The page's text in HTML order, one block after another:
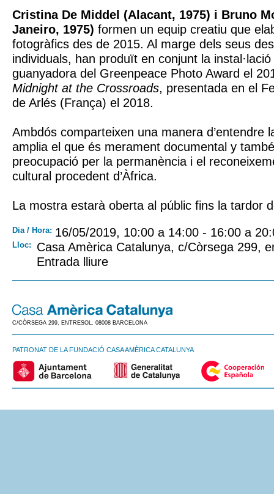
Cristina De Middel (Alacant, 1975) i Bruno
Janeiro, 1975) formen un equip creatiu que
fotogràfics des de 2015. Al marge dels seus
individuals, han produït en conjunt la instal·lació
guanyadora del Greenpeace Photo Award el
Midnight at the Crossroads, presentada en el
de Arlés (França) el 2018.
Ambdós comparteixen una manera d’entendre
amplia el que és merament documental y
preocupació per la permanència i el
cultural procedent d’Àfrica.
La mostra estarà oberta al públic fins la tardor
Dia / Hora: 16/05/2019, 10:00 a 14:00 - 16:00 a
Lloc:
Casa Amèrica Catalunya, c/Còrsega 299,
Entrada lliure
C/CÒRSEGA 299, ENTRESOL. 08008 BARCELONA
PATRONAT DE LA FUNDACIÓ CASA AMÈRICA CATALUNYA